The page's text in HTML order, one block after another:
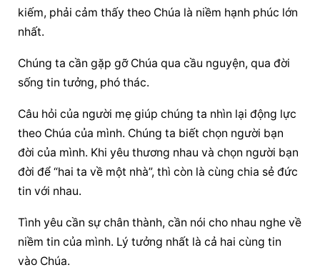
kiếm, phải cảm thấy theo Chúa là niềm hạnh phúc lớn
nhất.
Chúng ta cần gặp gỡ Chúa qua cầu nguyện, qua đời
sống tin tưởng, phó thác.
Câu hỏi của người mẹ giúp chúng ta nhìn lại động lực
theo Chúa của mình. Chúng ta biết chọn người bạn
đời của mình. Khi yêu thương nhau và chọn người bạn
đời để “hai ta về một nhà”, thì còn là cùng chia sẻ đức
tin với nhau.
Tình yêu cần sự chân thành, cần nói cho nhau nghe về
niềm tin của mình. Lý tưởng nhất là cả hai cùng tin
vào Chúa.